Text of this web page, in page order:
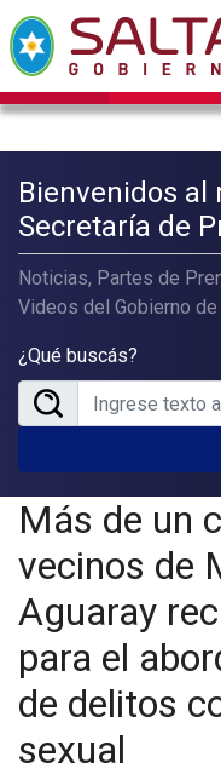
Bienvenidos al
Secretaría de
Noticias, Partes de
Videos del Gobierno
¿Qué buscás?
Más de un
vecinos de
Aguaray
para el
de delitos
sexual